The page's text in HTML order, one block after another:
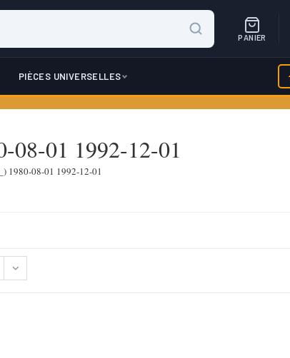
PANIER
PIÈCES UNIVERSELLES
08-01 1992-12-01
1980-08-01 1992-12-01